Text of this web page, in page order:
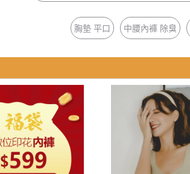
胸墊 平口
中腰內褲 除臭